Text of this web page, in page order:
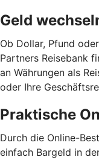
Geld
Ob Dollar, Pfund
Partners Reisebank
an Währungen als
oder Ihre
Praktische
Durch die Online-
einfach Bargeld in